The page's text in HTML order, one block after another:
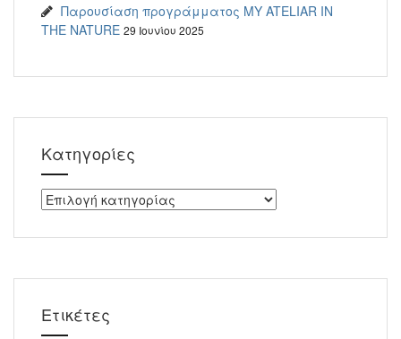
Παρουσίαση προγράμματος MY ATELIAR IN
THE NATURE 29 Ιουνίου 2025
Kατηγορίες
Kατηγορίες
Ετικέτες